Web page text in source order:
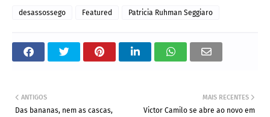
desassossego Featured Patricia Ruhman Seggiaro
MAIS RECENTES
Victor Camilo se abre ao novo em
ANTIGOS
Das bananas, nem as cascas,